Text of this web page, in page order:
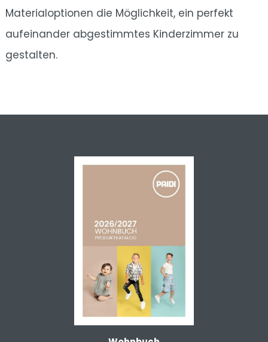
Materialoptionen die Möglichkeit, ein perfekt
aufeinander abgestimmtes Kinderzimmer zu
gestalten.